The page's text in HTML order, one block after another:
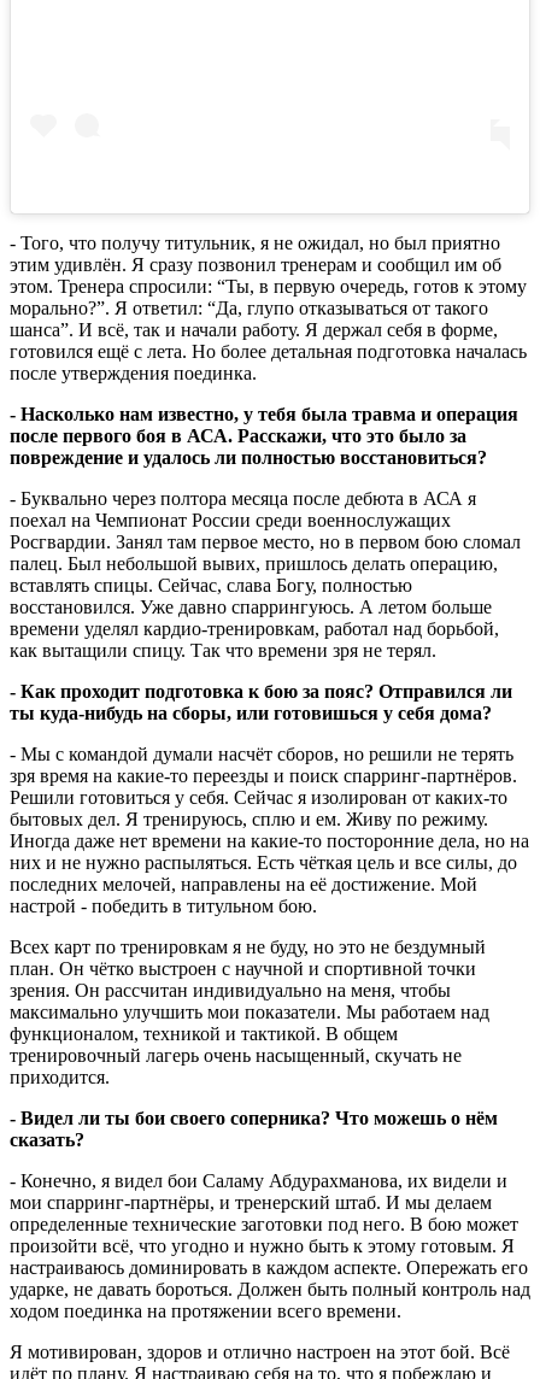
- Того, что получу титульник, я не ожидал, но был приятно
этим удивлён. Я сразу позвонил тренерам и сообщил им об
этом. Тренера спросили: “Ты, в первую очередь, готов к этому
морально?”. Я ответил: “Да, глупо отказываться от такого
шанса”. И всё, так и начали работу. Я держал себя в форме,
готовился ещё с лета. Но более детальная подготовка началась
после утверждения поединка.
- Насколько нам известно, у тебя была травма и операция
после первого боя в АСА. Расскажи, что это было за
повреждение и удалось ли полностью восстановиться?
- Буквально через полтора месяца после дебюта в АСА я
поехал на Чемпионат России среди военнослужащих
Росгвардии. Занял там первое место, но в первом бою сломал
палец. Был небольшой вывих, пришлось делать операцию,
вставлять спицы. Сейчас, слава Богу, полностью
восстановился. Уже давно спаррингуюсь. А летом больше
времени уделял кардио-тренировкам, работал над борьбой,
как вытащили спицу. Так что времени зря не терял.
- Как проходит подготовка к бою за пояс? Отправился ли
ты куда-нибудь на сборы, или готовишься у себя дома?
- Мы с командой думали насчёт сборов, но решили не терять
зря время на какие-то переезды и поиск спарринг-партнёров.
Решили готовиться у себя. Сейчас я изолирован от каких-то
бытовых дел. Я тренируюсь, сплю и ем. Живу по режиму.
Иногда даже нет времени на какие-то посторонние дела, но на
них и не нужно распыляться. Есть чёткая цель и все силы, до
последних мелочей, направлены на её достижение. Мой
настрой - победить в титульном бою.
Всех карт по тренировкам я не буду, но это не бездумный
план. Он чётко выстроен с научной и спортивной точки
зрения. Он рассчитан индивидуально на меня, чтобы
максимально улучшить мои показатели. Мы работаем над
функционалом, техникой и тактикой. В общем
тренировочный лагерь очень насыщенный, скучать не
приходится.
- Видел ли ты бои своего соперника? Что можешь о нём
сказать?
- Конечно, я видел бои Саламу Абдурахманова, их видели и
мои спарринг-партнёры, и тренерский штаб. И мы делаем
определенные технические заготовки под него. В бою может
произойти всё, что угодно и нужно быть к этому готовым. Я
настраиваюсь доминировать в каждом аспекте. Опережать его
ударке, не давать бороться. Должен быть полный контроль над
ходом поединка на протяжении всего времени.
Я мотивирован, здоров и отлично настроен на этот бой. Всё
идёт по плану. Я настраиваю себя на то, что я побеждаю и